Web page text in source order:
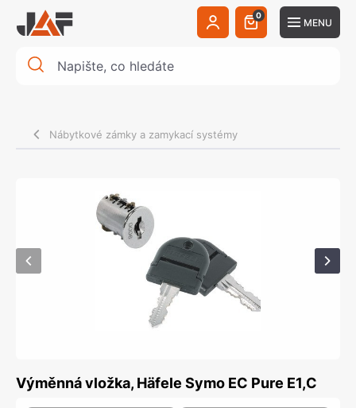
0
MENU
Nábytkové zámky a zamykací systémy
Výměnná vložka, Häfele Symo EC Pure E1,C